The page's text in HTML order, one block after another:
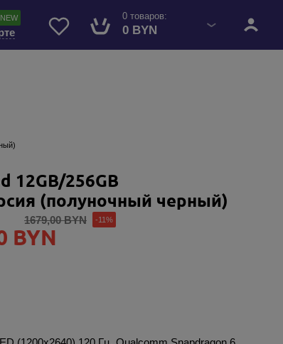
0 товаров:
0 BYN
NEW
12GB/256GB
(полуночный черный)
BYN
1679,00 BYN -11%